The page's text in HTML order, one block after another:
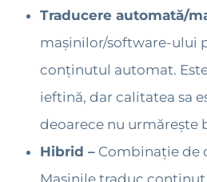
Traducere automată/
mașinilor/software-ului
conținutul automat.
ieftină, dar calitatea sa
deoarece nu urmărește
Hibrid – Combinație de
Mașinile traduc conținut